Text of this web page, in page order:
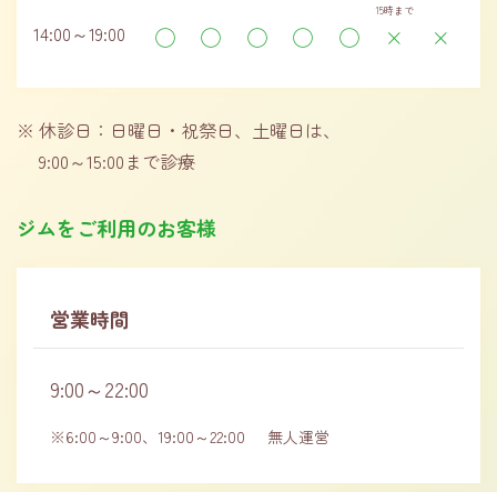
15時まで
14:00～19:00 ◯ ◯ ◯ ◯ ◯ × ×
休診日：日曜日・祝祭日、土曜日は、
9:00～15:00まで診療
ジムをご利用のお客様
営業時間
9:00～22:00
※6:00～9:00、19:00～22:00 無人運営